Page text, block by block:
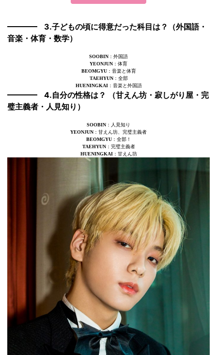
3.子どもの頃に得意だった科目は？（外国語・
音楽・体育・数学）
SOOBIN ：外国語
YEONJUN ：体育
BEOMGYU：音楽と体育
TAEHYUN：全部
HUENINGKAI：音楽と外国語
4.自分の性格は？ （甘えん坊・寂しがり屋・完
璧主義者・人見知り）
SOOBIN ：人見知り
YEONJUN ：甘えん坊、完璧主義者
BEOMGYU：全部！
TAEHYUN：完璧主義者
HUENINGKAI：甘えん坊